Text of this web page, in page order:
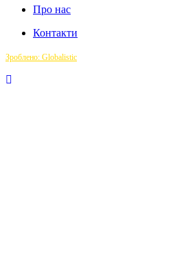
Про нас
Контакти
Зроблено: Globalistic